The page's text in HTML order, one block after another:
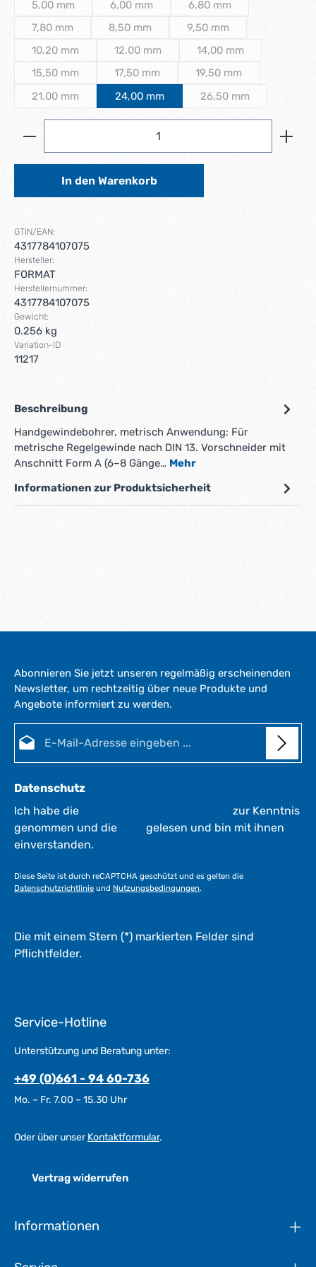
5,00 mm
(Diese Option ist zurzeit nicht verfügbar.)
6,00 mm
(Diese Option ist zurzeit nicht verfügbar.)
6,80 mm
7,80 mm
(Diese Option ist zurzeit nicht verfügbar.)
8,50 mm
(Diese Option ist zurzeit nicht verfügbar.)
9,50 mm
10,20 mm
(Diese Option ist zurzeit nicht verfügbar.)
12,00 mm
(Diese Option ist zurzeit nicht verfügbar.)
14,00 mm
15,50 mm
(Diese Option ist zurzeit nicht verfügbar.)
17,50 mm
(Diese Option ist zurzeit nicht verfügbar.)
19,50 mm
21,00 mm
(Diese Option ist zurzeit nicht verfügbar.)
24,00 mm 26,50 mm
Produkt Anzahl: Gib den gewünschten Wert ein
In den Warenkorb
GTIN/EAN:
4317784107075
Hersteller:
FORMAT
Herstellernummer:
4317784107075
Gewicht:
0.256 kg
Variation-ID
11217
Beschreibung
Handgewindebohrer, metrisch Anwendung: Für
metrische Regelgewinde nach DIN 13. Vorschneider mit
Anschnitt Form A (6–8 Gänge… Mehr
Informationen zur Produktsicherheit
Abonnieren Sie jetzt unseren regelmäßig erscheinenden
Newsletter, um rechtzeitig über neue Produkte und
Angebote informiert zu werden.
Datenschutz
Ich habe die
zur Kenntnis
genommen und die
gelesen und bin mit ihnen
einverstanden.
Diese Seite ist durch reCAPTCHA geschützt und es gelten die
Datenschutzrichtlinie und Nutzungsbedingungen.
Die mit einem Stern (*) markierten Felder sind
Pflichtfelder.
Service-Hotline
Unterstützung und Beratung unter:
+49 (0)661 - 94 60-736
Mo. – Fr. 7.00 – 15.30 Uhr
Oder über unserKontaktformular.
Vertrag widerrufen
Informationen